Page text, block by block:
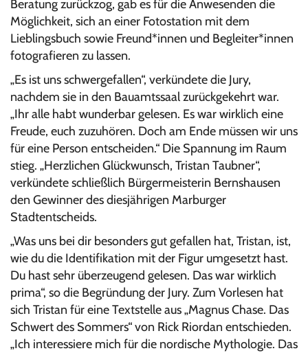
Beratung zurückzog, gab es für die Anwesenden die
Möglichkeit, sich an einer Fotostation mit dem
Lieblingsbuch sowie Freund*innen und Begleiter*innen
fotografieren zu lassen.
„Es ist uns schwergefallen“, verkündete die Jury,
nachdem sie in den Bauamtssaal zurückgekehrt war.
„Ihr alle habt wunderbar gelesen. Es war wirklich eine
Freude, euch zuzuhören. Doch am Ende müssen wir uns
für eine Person entscheiden.“ Die Spannung im Raum
stieg. „Herzlichen Glückwunsch, Tristan Taubner“,
verkündete schließlich Bürgermeisterin Bernshausen
den Gewinner des diesjährigen Marburger
Stadtentscheids.
„Was uns bei dir besonders gut gefallen hat, Tristan, ist,
wie du die Identifikation mit der Figur umgesetzt hast.
Du hast sehr überzeugend gelesen. Das war wirklich
prima“, so die Begründung der Jury. Zum Vorlesen hat
sich Tristan für eine Textstelle aus „Magnus Chase. Das
Schwert des Sommers“ von Rick Riordan entschieden.
„Ich interessiere mich für die nordische Mythologie. Das